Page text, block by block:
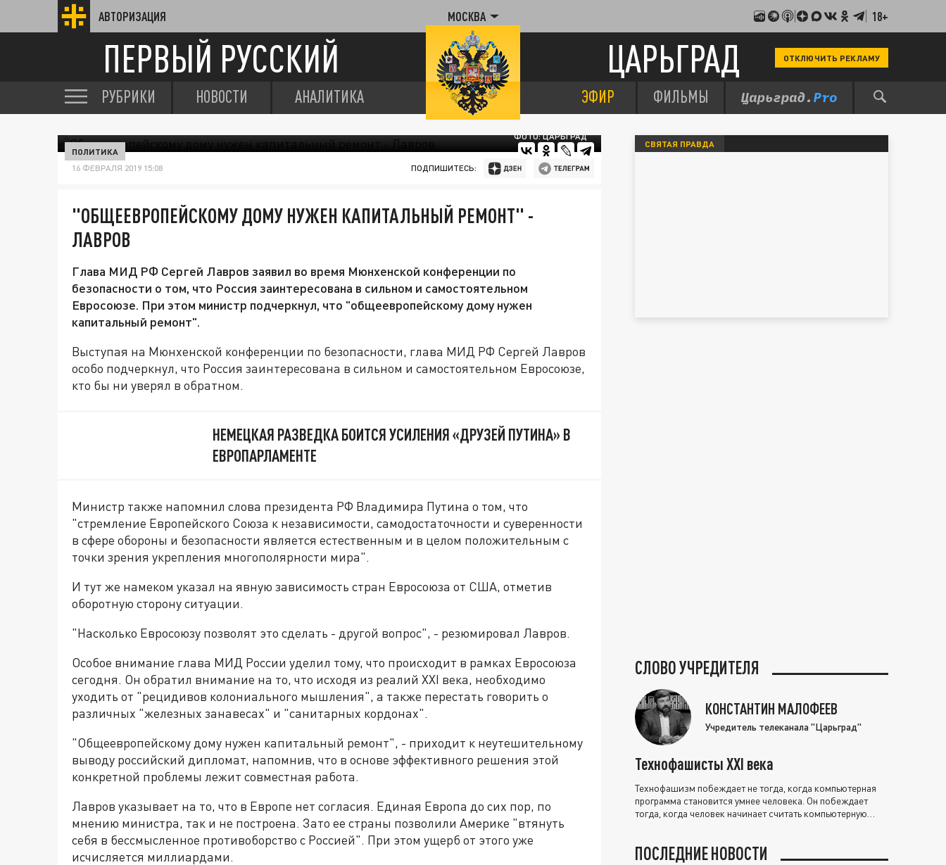
АВТОРИЗАЦИЯ МОСКВА 18+
ПЕРВЫЙ РУССКИЙ ЦАРЬГРАД ОТКЛЮЧИТЬ РЕКЛАМУ
РУБРИКИ НОВОСТИ АНАЛИТИКА ЭФИР ФИЛЬМЫ
ФОТО: ЦАРЬГРАД
ПОЛИТИКА
16 ФЕВРАЛЯ 2019 15:08 ПОДПИШИТЕСЬ:
"ОБЩЕЕВРОПЕЙСКОМУ ДОМУ НУЖЕН КАПИТАЛЬНЫЙ РЕМОНТ" -
ЛАВРОВ
Глава МИД РФ Сергей Лавров заявил во время Мюнхенской конференции по
безопасности о том, что Россия заинтересована в сильном и самостоятельном
Евросоюзе. При этом министр подчеркнул, что "общеевропейскому дому нужен
капитальный ремонт".
Выступая на Мюнхенской конференции по безопасности, глава МИД РФ Сергей Лавров
особо подчеркнул, что Россия заинтересована в сильном и самостоятельном Евросоюзе,
кто бы ни уверял в обратном.
НЕМЕЦКАЯ РАЗВЕДКА БОИТСЯ УСИЛЕНИЯ «ДРУЗЕЙ ПУТИНА» В
ЕВРОПАРЛАМЕНТЕ
Министр также напомнил слова президента РФ Владимира Путина о том, что
"стремление Европейского Союза к независимости, самодостаточности и суверенности
в сфере обороны и безопасности является естественным и в целом положительным с
точки зрения укрепления многополярности мира".
И тут же намеком указал на явную зависимость стран Евросоюза от США, отметив
оборотную сторону ситуации.
"Насколько Евросоюзу позволят это сделать - другой вопрос", - резюмировал Лавров.
Особое внимание глава МИД России уделил тому, что происходит в рамках Евросоюза
сегодня. Он обратил внимание на то, что исходя из реалий XXI века, необходимо
уходить от "рецидивов колониального мышления", а также перестать говорить о
различных "железных занавесах" и "санитарных кордонах".
"Общеевропейскому дому нужен капитальный ремонт", - приходит к неутешительному
выводу российский дипломат, напомнив, что в основе эффективного решения этой
конкретной проблемы лежит совместная работа.
Лавров указывает на то, что в Европе нет согласия. Единая Европа до сих пор, по
мнению министра, так и не построена. Зато ее страны позволили Америке "втянуть
себя в бессмысленное противоборство с Россией". При этом ущерб от этого уже
исчисляется миллиардами.
СВЯТАЯ ПРАВДА
СЛОВО УЧРЕДИТЕЛЯ
КОНСТАНТИН МАЛОФЕЕВ
Учредитель телеканала "Царьград"
Технофашисты XXI века
Технофашизм побеждает не тогда, когда компьютерная
программа становится умнее человека. Он побеждает
тогда, когда человек начинает считать компьютерную
ПОСЛЕДНИЕ НОВОСТИ